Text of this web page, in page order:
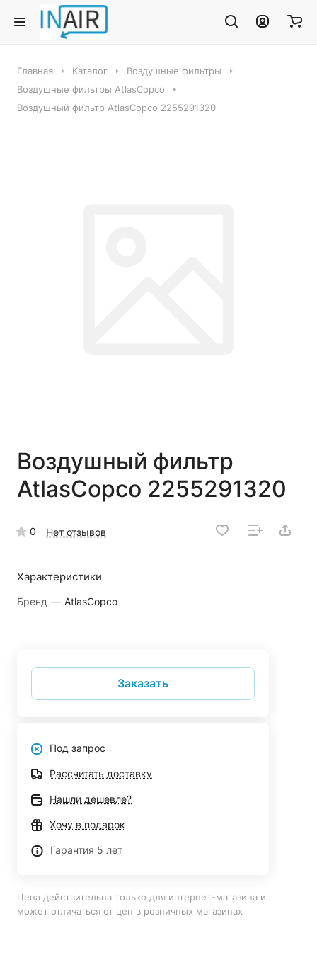
Главная Каталог
Воздушные фильтры
Воздушные фильтры AtlasCopco
Воздушный фильтр AtlasCopco 2255291320
Воздушный фильтр
AtlasCopco 2255291320
0 Нет отзывов
Характеристики
Бренд — AtlasCopco
Заказать
Под запрос
Рассчитать доставку
Нашли дешевле?
Хочу в подарок
Гарантия 5 лет
Цена действительна только для интернет-магазина и
может отличаться от цен в розничных магазинах